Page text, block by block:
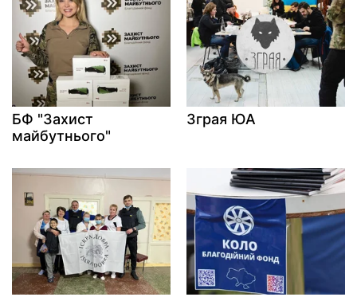
БФ "Захист
майбутнього"
Зграя ЮА